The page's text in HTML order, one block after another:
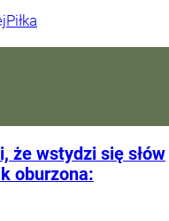
Piłka
że wstydzi się słów
oburzona: